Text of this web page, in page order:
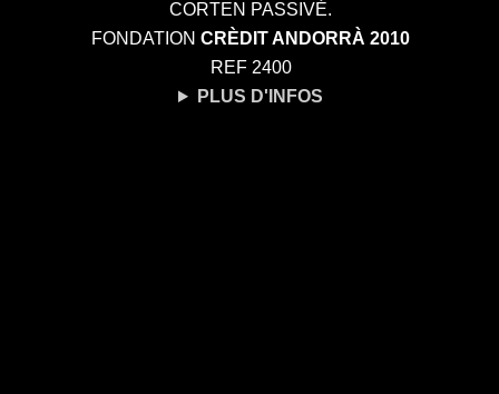
CORTEN PASSIVÉ.
FONDATION CRÈDIT ANDORRÀ 2010
REF 2400
PLUS D'INFOS